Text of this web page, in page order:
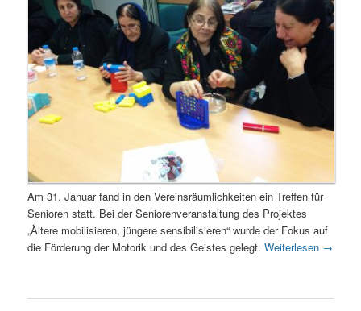
Am 31. Januar fand in den Vereinsräumlichkeiten ein Treffen für
Senioren statt. Bei der Seniorenveranstaltung des Projektes
„Ältere mobilisieren, jüngere sensibilisieren“ wurde der Fokus auf
die Förderung der Motorik und des Geistes gelegt.Weiterlesen →